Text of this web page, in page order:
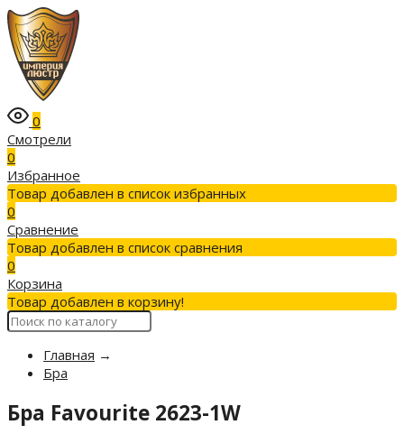
0
Смотрели
0
Избранное
Товар добавлен в список избранных
0
Сравнение
Товар добавлен в список сравнения
0
Корзина
Товар добавлен в корзину!
Главная →
Бра
Бра Favourite 2623-1W